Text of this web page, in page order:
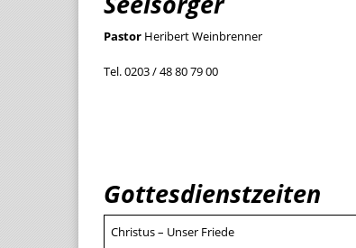
Pastor Heribert Weinbrenner
Tel. 0203 / 48 80 79 00
Gottesdienstzeiten
Christus – Unser Friede